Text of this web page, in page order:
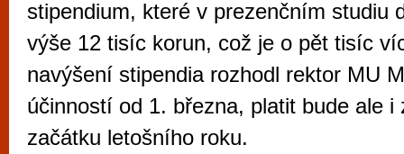
stipendium, které v prezenčním studiu
výše 12 tisíc korun, což je o pět tisíc
navýšení stipendia rozhodl rektor MU
účinností od 1. března, platit bude ale i
začátku letošního roku.
Mimo jiné je ale také místem, kde si
vyzkoušet různé kasinové hry. V
metropoli naleznete širokou nabídku her
po moderní automaty jak pro pravidelné
příležitostné hráče. V...